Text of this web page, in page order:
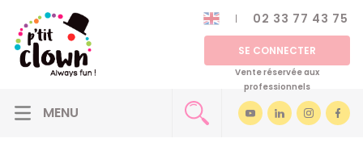
02 33 77 43 75
SE CONNECTER
Vente réservée aux
professionnels